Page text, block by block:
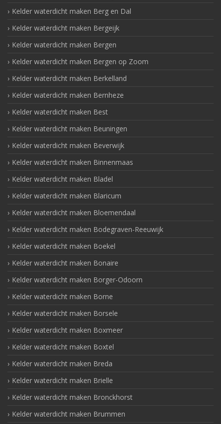
Kelder waterdicht maken Berg en Dal
Kelder waterdicht maken Bergeijk
Kelder waterdicht maken Bergen
Kelder waterdicht maken Bergen op Zoom
Kelder waterdicht maken Berkelland
Kelder waterdicht maken Bernheze
Kelder waterdicht maken Best
Kelder waterdicht maken Beuningen
Kelder waterdicht maken Beverwijk
Kelder waterdicht maken Binnenmaas
Kelder waterdicht maken Bladel
Kelder waterdicht maken Blaricum
Kelder waterdicht maken Bloemendaal
Kelder waterdicht maken Bodegraven-Reeuwijk
Kelder waterdicht maken Boekel
Kelder waterdicht maken Bonaire
Kelder waterdicht maken Borger-Odoorn
Kelder waterdicht maken Borne
Kelder waterdicht maken Borsele
Kelder waterdicht maken Boxmeer
Kelder waterdicht maken Boxtel
Kelder waterdicht maken Breda
Kelder waterdicht maken Brielle
Kelder waterdicht maken Bronckhorst
Kelder waterdicht maken Brummen